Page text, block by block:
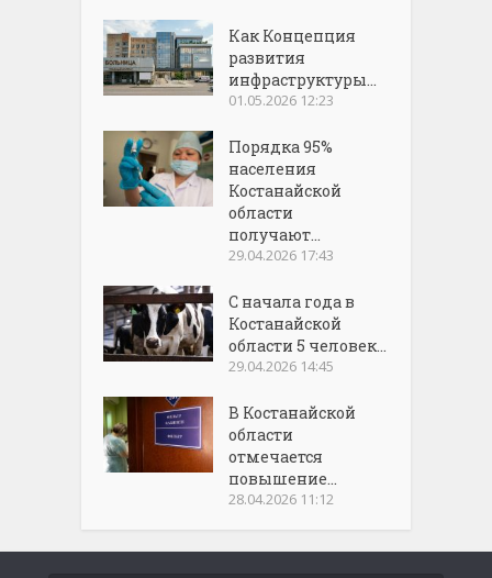
Как Концепция
развития
инфраструктуры...
01.05.2026 12:23
Порядка 95%
населения
Костанайской
области
получают...
29.04.2026 17:43
С начала года в
Костанайской
области 5 человек...
29.04.2026 14:45
В Костанайской
области
отмечается
повышение...
28.04.2026 11:12